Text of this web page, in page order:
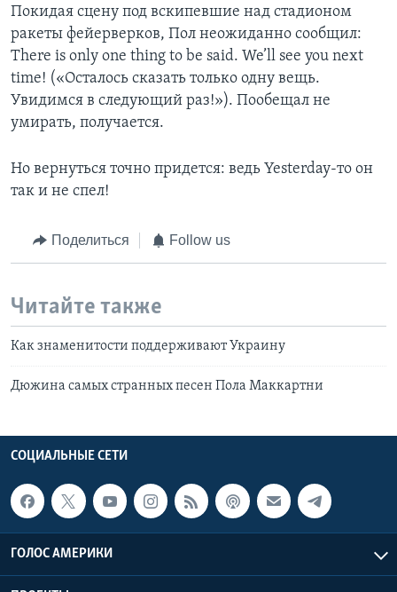
Покидая сцену под вскипевшие над стадионом
ракеты фейерверков, Пол неожиданно сообщил:
There is only one thing to be said. We’ll see you next
time! («Осталось сказать только одну вещь.
Увидимся в следующий раз!»). Пообещал не
умирать, получается.
Но вернуться точно придется: ведь Yesterday-то он
так и не спел!
Поделиться Follow us
Читайте также
Как знаменитости поддерживают Украину
Дюжина самых странных песен Пола Маккартни
СОЦИАЛЬНЫЕ СЕТИ
ГОЛОС АМЕРИКИ